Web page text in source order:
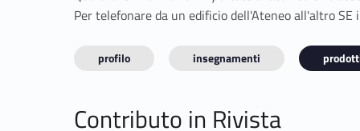
Per telefonare da un edificio dell'Ateneo all'altro
profilo insegnamenti
Contributo in Rivista